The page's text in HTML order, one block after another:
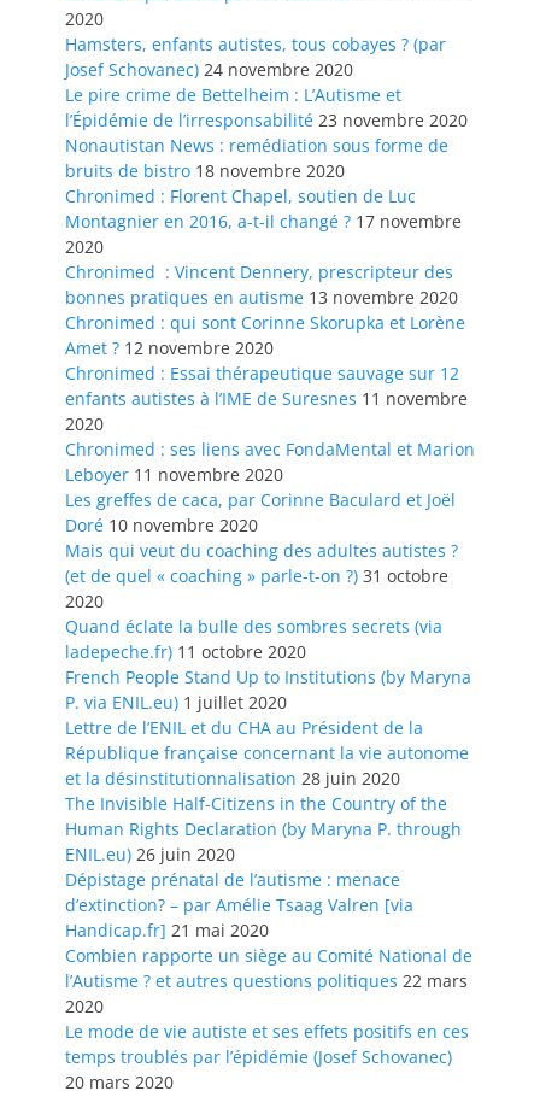
2020
Hamsters, enfants autistes, tous cobayes ? (par
Josef Schovanec) 24 novembre 2020
Le pire crime de Bettelheim : L’Autisme et
l’Épidémie de l’irresponsabilité 23 novembre 2020
Nonautistan News : remédiation sous forme de
bruits de bistro 18 novembre 2020
Chronimed : Florent Chapel, soutien de Luc
Montagnier en 2016, a-t-il changé ? 17 novembre
2020
Chronimed : Vincent Dennery, prescripteur des
bonnes pratiques en autisme 13 novembre 2020
Chronimed : qui sont Corinne Skorupka et Lorène
Amet ? 12 novembre 2020
Chronimed : Essai thérapeutique sauvage sur 12
enfants autistes à l’IME de Suresnes 11 novembre
2020
Chronimed : ses liens avec FondaMental et Marion
Leboyer 11 novembre 2020
Les greffes de caca, par Corinne Baculard et Joël
Doré 10 novembre 2020
Mais qui veut du coaching des adultes autistes ?
(et de quel « coaching » parle-t-on ?) 31 octobre
2020
Quand éclate la bulle des sombres secrets (via
ladepeche.fr) 11 octobre 2020
French People Stand Up to Institutions (by Maryna
P. via ENIL.eu) 1 juillet 2020
Lettre de l’ENIL et du CHA au Président de la
République française concernant la vie autonome
et la désinstitutionnalisation 28 juin 2020
The Invisible Half-Citizens in the Country of the
Human Rights Declaration (by Maryna P. through
ENIL.eu) 26 juin 2020
Dépistage prénatal de l’autisme : menace
d’extinction? – par Amélie Tsaag Valren [via
Handicap.fr] 21 mai 2020
Combien rapporte un siège au Comité National de
l’Autisme ? et autres questions politiques 22 mars
2020
Le mode de vie autiste et ses effets positifs en ces
temps troublés par l’épidémie (Josef Schovanec)
20 mars 2020